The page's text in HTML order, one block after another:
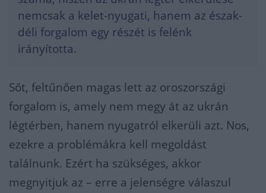
nemcsak a kelet-nyugati, hanem az észak-
déli forgalom egy részét is felénk
irányította.
Sőt, feltűnően magas lett az oroszországi
forgalom is, amely nem megy át az ukrán
légtérben, hanem nyugatról elkerüli azt. Nos,
ezekre a problémákra kell megoldást
találnunk. Ezért ha szükséges, akkor
megnyitjuk az – erre a jelenségre válaszul